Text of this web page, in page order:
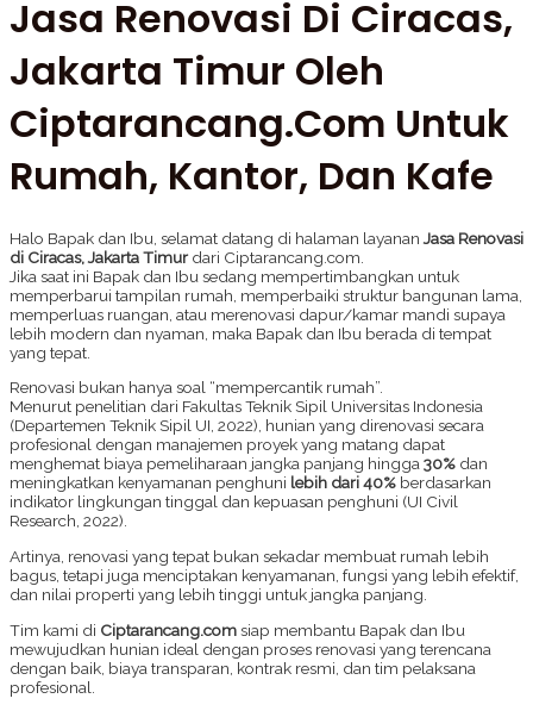
Jasa Renovasi Di Ciracas,
Jakarta Timur Oleh
Ciptarancang.com Untuk
Rumah, Kantor, Dan Kafe
Halo Bapak dan Ibu, selamat datang di halaman layanan Jasa Renovasi
di Ciracas, Jakarta Timurdari Ciptarancang.com.
Jika saat ini Bapak dan Ibu sedang mempertimbangkan untuk
memperbarui tampilan rumah, memperbaiki struktur bangunan lama,
memperluas ruangan, atau merenovasi dapur/kamar mandi supaya
lebih modern dan nyaman, maka Bapak dan Ibu berada di tempat
yang tepat.
Renovasi bukan hanya soal “mempercantik rumah”.
Menurut penelitian dari Fakultas Teknik Sipil Universitas Indonesia
(Departemen Teknik Sipil UI, 2022), hunian yang direnovasi secara
profesional dengan manajemen proyek yang matang dapat
menghemat biaya pemeliharaan jangka panjang hingga30% dan
meningkatkan kenyamanan penghuni lebih dari 40% berdasarkan
indikator lingkungan tinggal dan kepuasan penghuni (UI Civil
Research, 2022).
Artinya, renovasi yang tepat bukan sekadar membuat rumah lebih
bagus, tetapi juga menciptakan kenyamanan, fungsi yang lebih efektif,
dan nilai properti yang lebih tinggi untuk jangka panjang.
Tim kami di Ciptarancang.comsiap membantu Bapak dan Ibu
mewujudkan hunian ideal dengan proses renovasi yang terencana
dengan baik, biaya transparan, kontrak resmi, dan tim pelaksana
profesional.